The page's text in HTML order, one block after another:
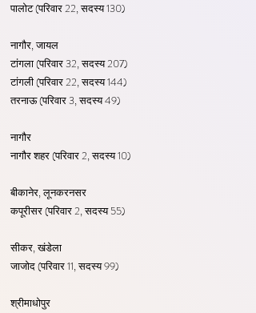
पालोट (परिवार 22, सदस्य 130)
नागौर, जायल
टांगला (परिवार 32, सदस्य 207)
टांगली (परिवार 22, सदस्य 144)
तरनाऊ (परिवार 3, सदस्य 49)
नागौर
नागौर शहर (परिवार 2, सदस्य 10)
बीकानेर, लूनकरनसर
कपूरीसर (परिवार 2, सदस्य 55)
सीकर, खंडेला
जाजोद (परिवार 11, सदस्य 99)
श्रीमाधोपुर